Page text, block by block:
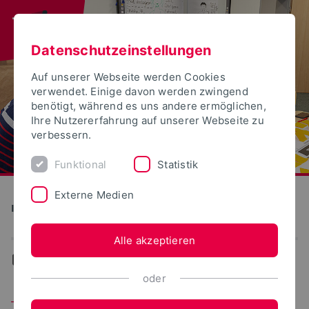
Institut für Wissenschaftsdialog
... Team
Datenschutzeinstellungen
Auf unserer Webseite werden Cookies
verwendet. Einige davon werden zwingend
benötigt, während es uns andere ermöglichen,
Ihre Nutzererfahrung auf unserer Webseite zu
verbessern.
Funktional Statistik
Externe Medien
Alle akzeptieren
oder